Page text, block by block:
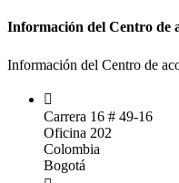
Información del Centro de
Información del Centro de

Carrera 16 # 49-16
Oficina 202
Colombia
Bogotá